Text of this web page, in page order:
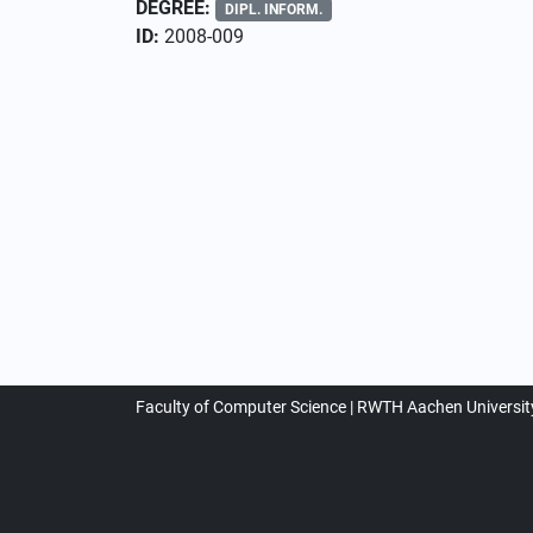
DEGREE: DIPL. INFORM.
ID: 2008-009
Faculty of Computer Science RWTH Aachen